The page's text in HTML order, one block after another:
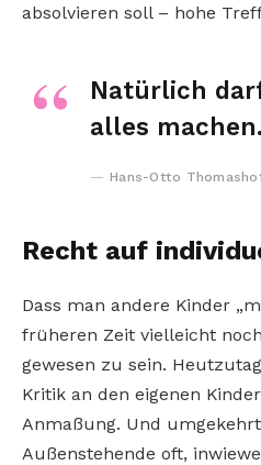
absolvieren soll – hohe
Natürlich
alles machen.
Hans-Otto
Recht auf
Dass man andere Kinder
früheren Zeit vielleicht
gewesen zu sein.
Kritik an den eigenen
Anmaßung. Und
Außenstehende oft,